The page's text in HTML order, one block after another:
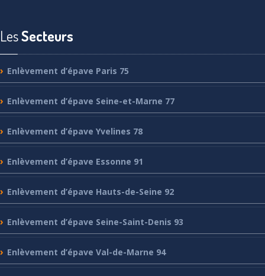
LesSecteurs
Enlèvement d’épave Paris 75
Enlèvement d’épave Seine-et-Marne 77
Enlèvement d’épave Yvelines 78
Enlèvement d’épave Essonne 91
Enlèvement d’épave Hauts-de-Seine 92
Enlèvement d’épave Seine-Saint-Denis 93
Enlèvement d’épave Val-de-Marne 94